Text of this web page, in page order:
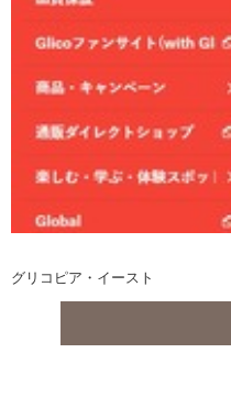
グリコピア・イースト